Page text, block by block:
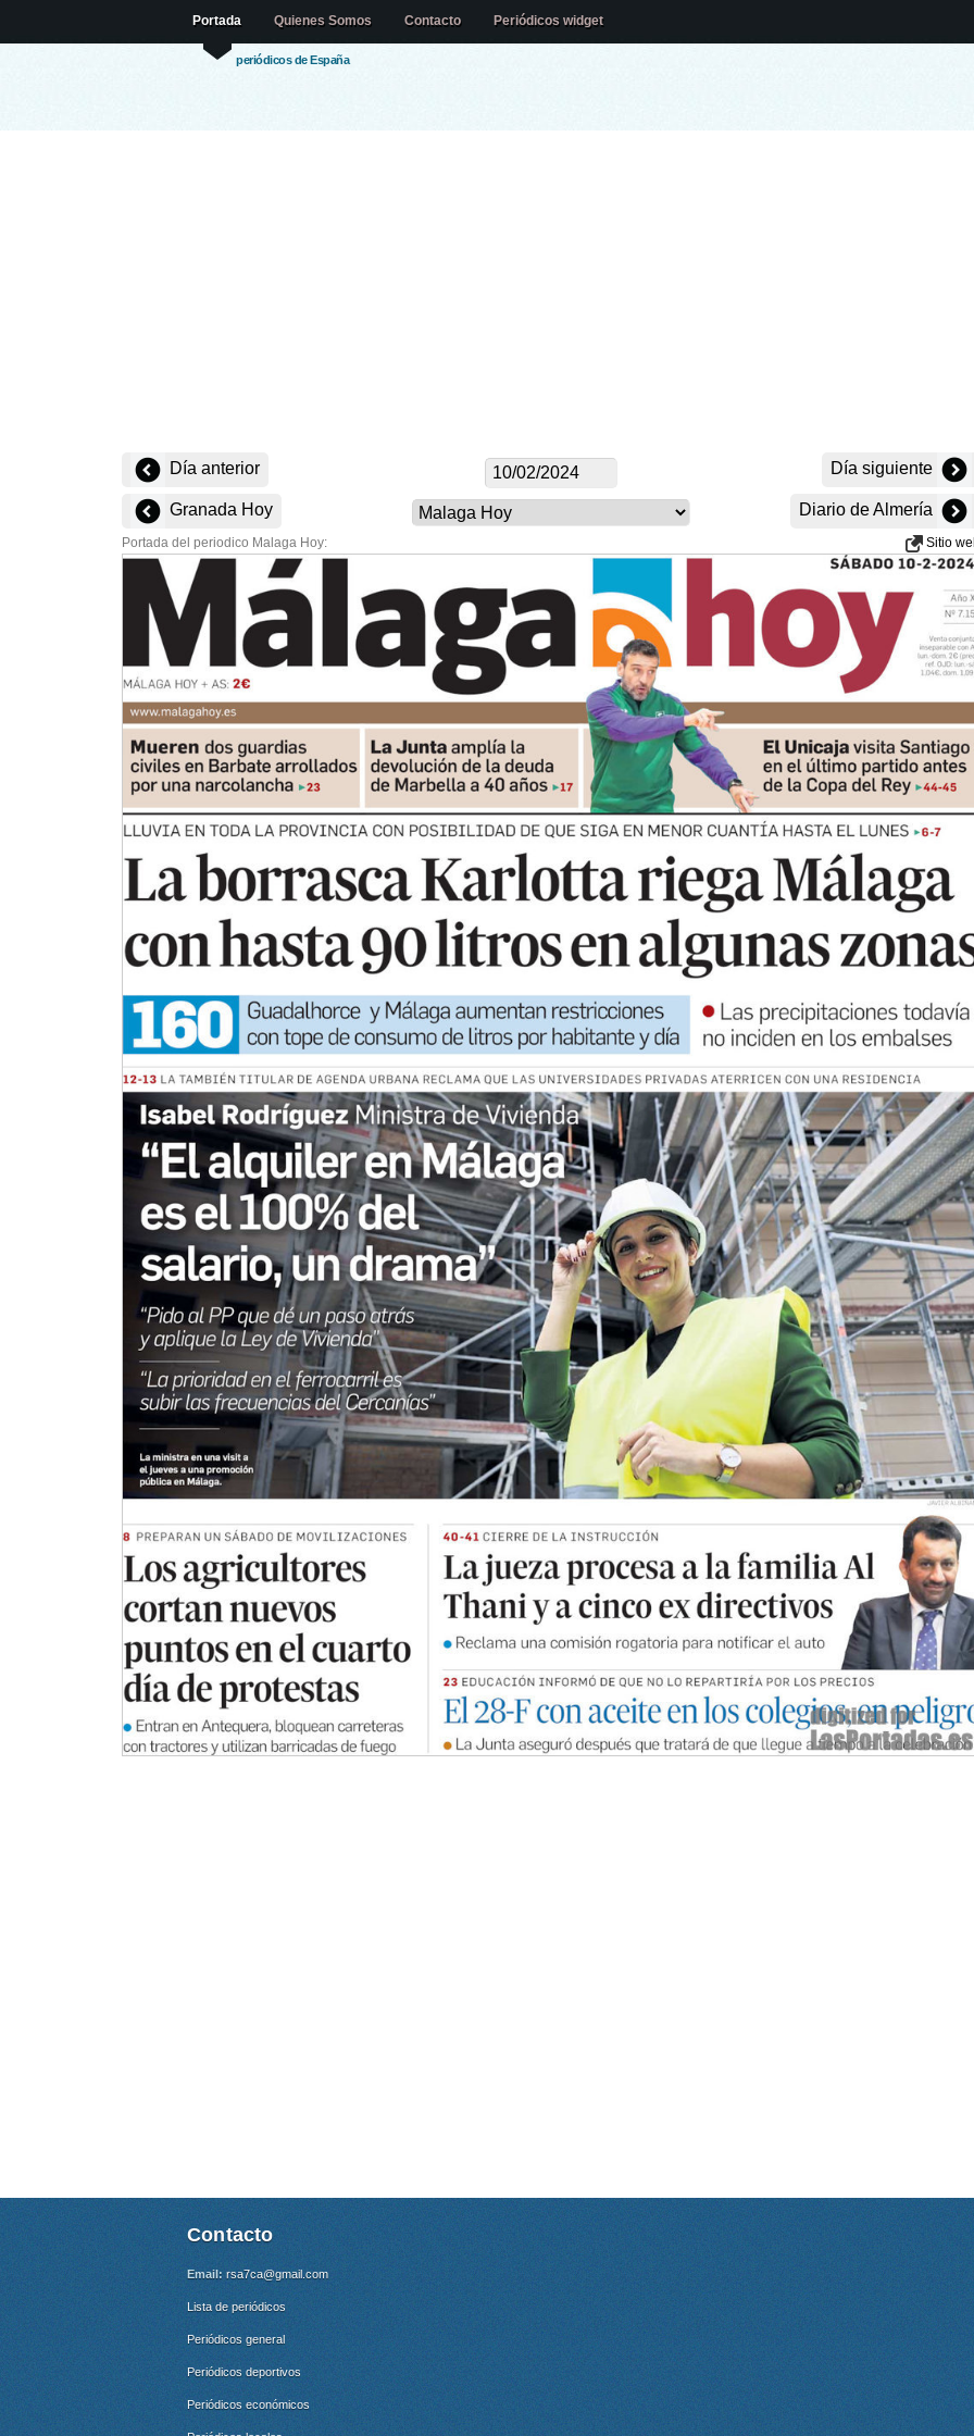
periódicos de España
Portada Quienes Somos Contacto Periódicos widget
Día anterior Día siguiente
Granada Hoy Diario de Almería
Portada del periodico Malaga Hoy: Sitio
Contacto
Email: rsa7ca@gmail.com
Lista de periódicos
Periódicos general
Periódicos deportivos
Periódicos económicos